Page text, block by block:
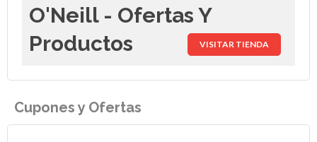
O'Neill - Ofertas Y
Productos
VISITAR TIENDA
Cupones y Ofertas